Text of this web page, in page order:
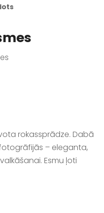
rokassprādze. Dabā
– eleganta,
Esmu ļoti